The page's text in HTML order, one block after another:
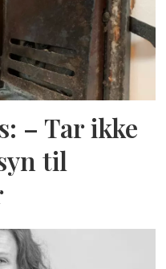
– Tar ikke
til